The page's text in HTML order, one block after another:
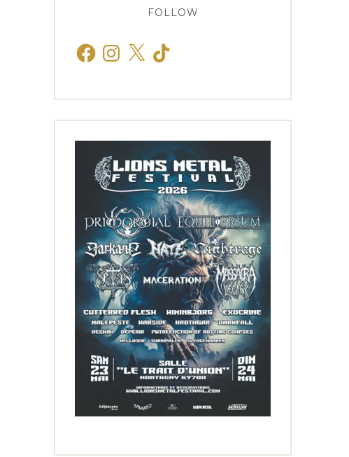
FOLLOW
FacebookInstagram
X TikTok